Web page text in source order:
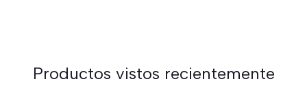
Productos vistos recientemente